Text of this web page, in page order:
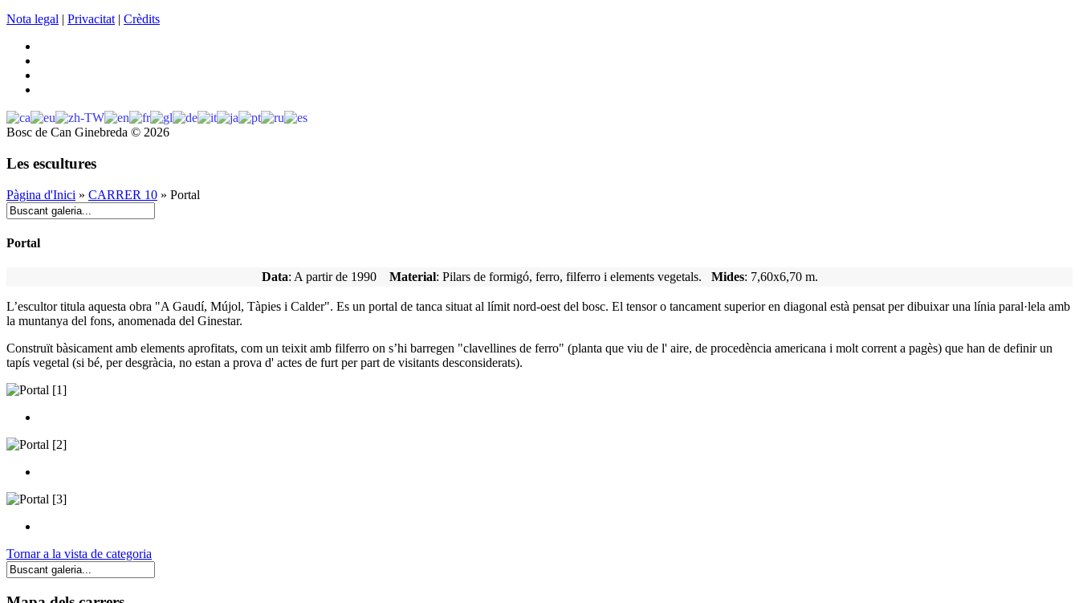
Nota legal | Privacitat | Crèdits
Bosc de Can Ginebreda © 2026
Les escultures
Pàgina d'Inici » CARRER 10 » Portal
Portal
Data: A partir de 1990 Material: Pilars de formigó, ferro, filferro i elements vegetals. Mides: 7,60x6,70 m.
L’escultor titula aquesta obra "A Gaudí, Mújol, Tàpies i Calder". Es un portal de tanca situat al límit nord-oest del bosc. El tensor o tancament superior en diagonal està pensat per dibuixar una línia paral·lela amb
la muntanya del fons, anomenada del Ginestar.
Construït bàsicament amb elements aprofitats, com un teixit amb filferro on s’hi barregen "clavellines de ferro" (planta que viu de l' aire, de procedència americana i molt corrent a pagès) que han de definir un
tapís vegetal (si bé, per desgràcia, no estan a prova d' actes de furt per part de visitants desconsiderats).
Tornar a la vista de categoria